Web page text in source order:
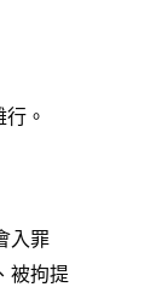
。
入罪
被拘提